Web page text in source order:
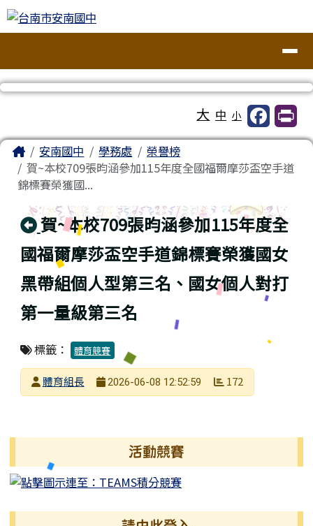
跳至主內容區
台南市安南國中
大 中 小
主內容區域
Home安南國中 學務處
榮譽榜
賀~本校709張昀涵參加115年度全國福爾摩莎盃空手道
錦標賽榮獲國...
回上頁
賀~本校709張昀涵參加115年度全
國福爾摩莎盃空手道錦標賽榮獲國女
黑帶組個人型第三名、國女個人對打
第一量級第三名
標籤： 體育競賽
發布者
體育組長
2026-06-08 12:52:59 172
活動競賽
頁尾區域